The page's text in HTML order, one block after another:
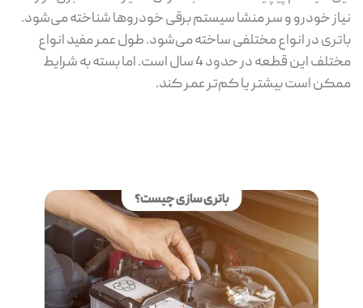
نیاز خودرو و سر منشا سیستم برقی خودروها شناخته می‌شود.
باتری در انواع مختلفی ساخته می‌شود. طول عمر مفید انواع
مختلف این قطعه در حدود 4 سال است. اما بسته به شرایط
ممکن است بیشتر یا کم‌تر عمر کند.